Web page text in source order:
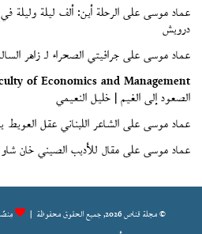
عماد موسىعلىالرحلة أين: ألف ليلة وليلة
درويش
عماد موسىعلىجرافيتي الصحراء لـ زاهر
of Economics and Management
الصعود إلى الغيم | خليل النعيمي
عماد موسىعلىالشاعر اللبناني عقل العويط
عماد موسىعلىمقال للأديب الصيني خان
© مجلة قناص 2026, جميع الحقوق محفوظة |